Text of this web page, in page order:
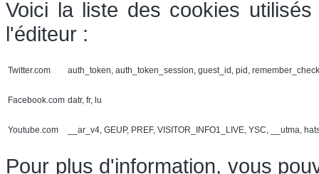
Voici la liste des cookies
l'éditeur :
Twitter.com auth_token, auth_token_session, guest_id, pid,
Facebook.com datr, fr, lu
Youtube.com __ar_v4, GEUP, PREF, VISITOR_INFO1_LIVE, YSC, __utma,
Pour plus d'information, vous